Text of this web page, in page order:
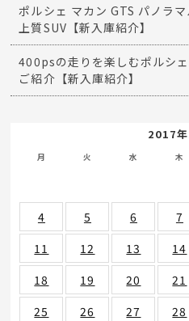
ポルシェ マカン GTS パノラ
上質SUV【新入庫紹介】
400psの走りを楽しむポルシ
ご紹介【新入庫紹介】
2017
月 火 水 木
4
5 6 7
11
12 13 14
18
19 20 21
25
26 27 28